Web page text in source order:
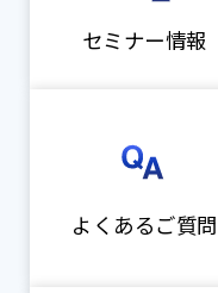
セミナー情報
よくあるご質問